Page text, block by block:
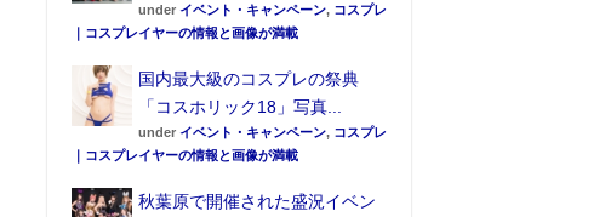
under イベント・キャンペーン, コスプレ
｜コスプレイヤーの情報と画像が満載
国内最大級のコスプレの祭典
「コスホリック18」写真...
under イベント・キャンペーン, コスプレ
｜コスプレイヤーの情報と画像が満載
秋葉原で開催された盛況イベン